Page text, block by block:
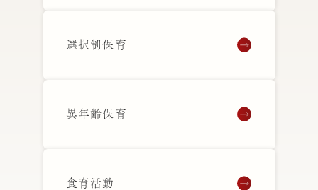
選択制保育
異年齢保育
食育活動